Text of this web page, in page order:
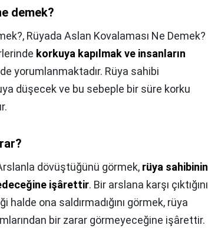
demek?
Rüyada Aslan Kovalaması Ne Demek?
korkuya kapılmak ve insanların
yorumlanmaktadır. Rüya sahibi
düşecek ve bu sebeple bir süre korku
dövüştüğünü görmek, rüya sahibinin
işârettir. Bir arslana karşı çıktığını
ona saldırmadığını görmek, rüya
bir zarar görmeyeceğine işârettir.